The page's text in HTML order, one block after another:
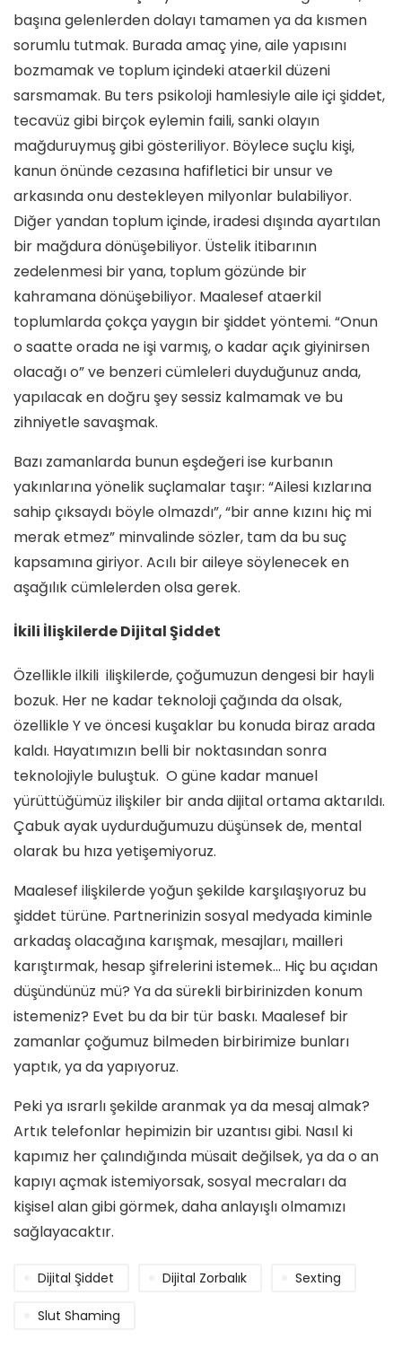
başına gelenlerden dolayı tamamen ya da kısmen
sorumlu tutmak. Burada amaç yine, aile yapısını
bozmamak ve toplum içindeki ataerkil düzeni
sarsmamak. Bu ters psikoloji hamlesiyle aile içi şiddet,
tecavüz gibi birçok eylemin faili, sanki olayın
mağduruymuş gibi gösteriliyor. Böylece suçlu kişi,
kanun önünde cezasına hafifletici bir unsur ve
arkasında onu destekleyen milyonlar bulabiliyor.
Diğer yandan toplum içinde, iradesi dışında ayartılan
bir mağdura dönüşebiliyor. Üstelik itibarının
zedelenmesi bir yana, toplum gözünde bir
kahramana dönüşebiliyor. Maalesef ataerkil
toplumlarda çokça yaygın bir şiddet yöntemi. “Onun
o saatte orada ne işi varmış, o kadar açık giyinirsen
olacağı o” ve benzeri cümleleri duyduğunuz anda,
yapılacak en doğru şey sessiz kalmamak ve bu
zihniyetle savaşmak.
Bazı zamanlarda bunun eşdeğeri ise kurbanın
yakınlarına yönelik suçlamalar taşır: “Ailesi kızlarına
sahip çıksaydı böyle olmazdı”, “bir anne kızını hiç mi
merak etmez” minvalinde sözler, tam da bu suç
kapsamına giriyor. Acılı bir aileye söylenecek en
aşağılık cümlelerden olsa gerek.
İkili İlişkilerde Dijital Şiddet
Özellikle ilkili ilişkilerde, çoğumuzun dengesi bir hayli
bozuk. Her ne kadar teknoloji çağında da olsak,
özellikle Y ve öncesi kuşaklar bu konuda biraz arada
kaldı. Hayatımızın belli bir noktasından sonra
teknolojiyle buluştuk. O güne kadar manuel
yürüttüğümüz ilişkiler bir anda dijital ortama aktarıldı.
Çabuk ayak uydurduğumuzu düşünsek de, mental
olarak bu hıza yetişemiyoruz.
Maalesef ilişkilerde yoğun şekilde karşılaşıyoruz bu
şiddet türüne. Partnerinizin sosyal medyada kiminle
arkadaş olacağına karışmak, mesajları, mailleri
karıştırmak, hesap şifrelerini istemek… Hiç bu açıdan
düşündünüz mü? Ya da sürekli birbirinizden konum
istemeniz? Evet bu da bir tür baskı. Maalesef bir
zamanlar çoğumuz bilmeden birbirimize bunları
yaptık, ya da yapıyoruz.
Peki ya ısrarlı şekilde aranmak ya da mesaj almak?
Artık telefonlar hepimizin bir uzantısı gibi. Nasıl ki
kapımız her çalındığında müsait değilsek, ya da o an
kapıyı açmak istemiyorsak, sosyal mecraları da
kişisel alan gibi görmek, daha anlayışlı olmamızı
sağlayacaktır.
Dijital Şiddet Dijital Zorbalık Sexting
Slut Shaming